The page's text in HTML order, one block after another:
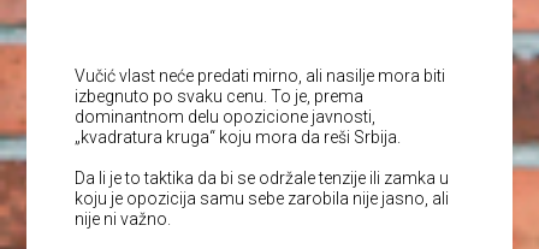
Vučić vlast neće predati mirno, ali nasilje mora biti
izbegnuto po svaku cenu. To je, prema
dominantnom delu opozicione javnosti,
„kvadratura kruga“ koju mora da reši Srbija.
Da li je to taktika da bi se održale tenzije ili zamka u
koju je opozicija samu sebe zarobila nije jasno, ali
nije ni važno.